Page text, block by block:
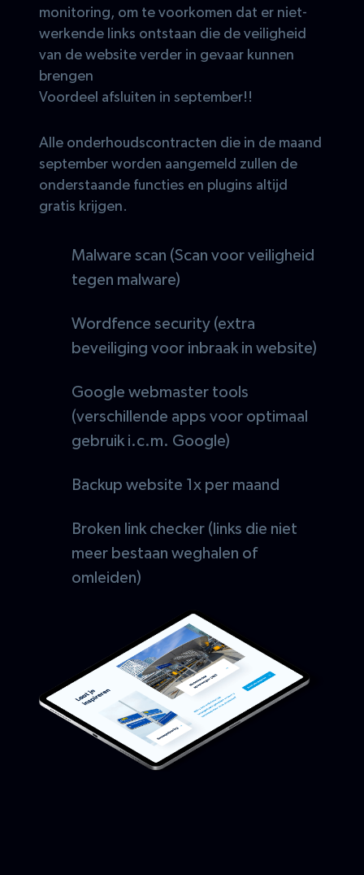
monitoring, om te voorkomen dat er niet-
werkende links ontstaan die de veiligheid
van de website verder in gevaar kunnen
brengen
Voordeel afsluiten in september!!
Alle onderhoudscontracten die in de maand
september worden aangemeld zullen de
onderstaande functies en plugins altijd
gratis krijgen.
Malware scan (Scan voor veiligheid
tegen malware)
Wordfence security (extra
beveiliging voor inbraak in website)
Google webmaster tools
(verschillende apps voor optimaal
gebruik i.c.m. Google)
Backup website 1x per maand
Broken link checker (links die niet
meer bestaan weghalen of
omleiden)